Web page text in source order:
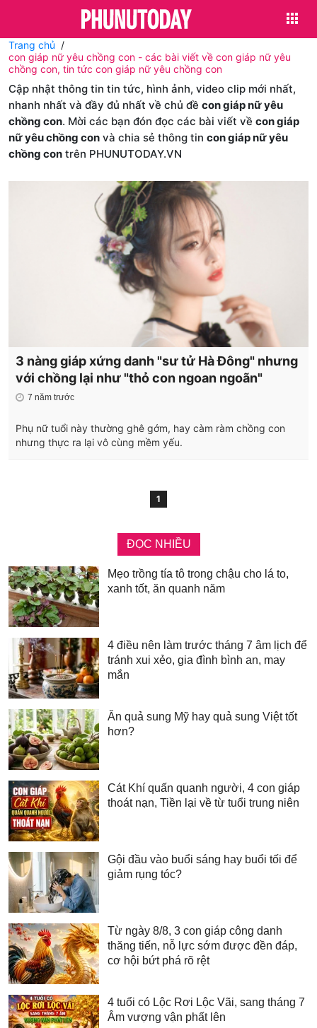
Trang chủ
con giáp nữ yêu chồng con - các bài viết về con giáp nữ yêu
chồng con, tin tức con giáp nữ yêu chồng con
Cập nhật thông tin tin tức, hình ảnh, video clip mới nhất,
nhanh nhất và đầy đủ nhất về chủ đề con giáp nữ yêu
chồng con. Mời các bạn đón đọc các bài viết về con giáp
nữ yêu chồng con và chia sẻ thông tin con giáp nữ yêu
chồng con trên PHUNUTODAY.VN
3 nàng giáp xứng danh "sư tử Hà Đông" nhưng
với chồng lại như "thỏ con ngoan ngoãn"
7 năm trước
Phụ nữ tuổi này thường ghê gớm, hay càm ràm chồng con
nhưng thực ra lại vô cùng mềm yếu.
1
ĐỌC NHIỀU
Mẹo trồng tía tô trong chậu cho lá to,
xanh tốt, ăn quanh năm
4 điều nên làm trước tháng 7 âm lịch để
tránh xui xẻo, gia đình bình an, may
mắn
Ăn quả sung Mỹ hay quả sung Việt tốt
hơn?
Cát Khí quấn quanh người, 4 con giáp
thoát nạn, Tiền lại về từ tuổi trung niên
Gội đầu vào buổi sáng hay buổi tối để
giảm rụng tóc?
Từ ngày 8/8, 3 con giáp công danh
thăng tiến, nỗ lực sớm được đền đáp,
cơ hội bứt phá rõ rệt
4 tuổi có Lộc Rơi Lộc Vãi, sang tháng 7
Âm vượng vận phất lên